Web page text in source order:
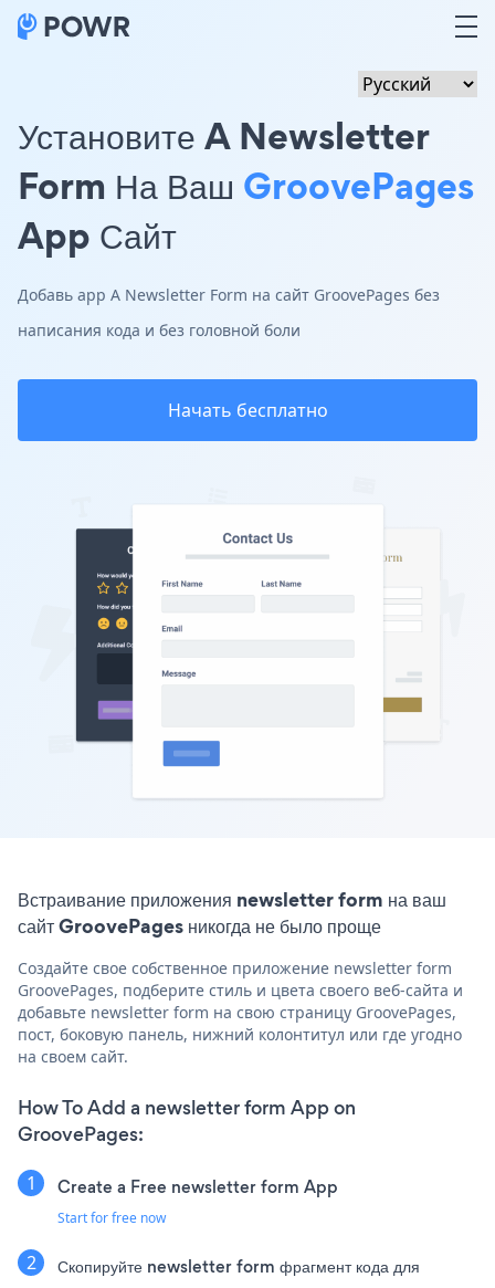
Установите A Newsletter
Form На Ваш GroovePages
App Сайт
Добавь app A Newsletter Form на сайт GroovePages без
написания кода и без головной боли
Начать бесплатно
Встраивание приложения newsletter form на ваш
сайт GroovePages никогда не было проще
Создайте свое собственное приложение newsletter form
GroovePages, подберите стиль и цвета своего веб-сайта и
добавьте newsletter form на свою страницу GroovePages,
пост, боковую панель, нижний колонтитул или где угодно
на своем сайт.
How To Add a newsletter form App on
GroovePages:
Create a Free newsletter form App
Start for free now
Скопируйте newsletter form фрагмент кода для